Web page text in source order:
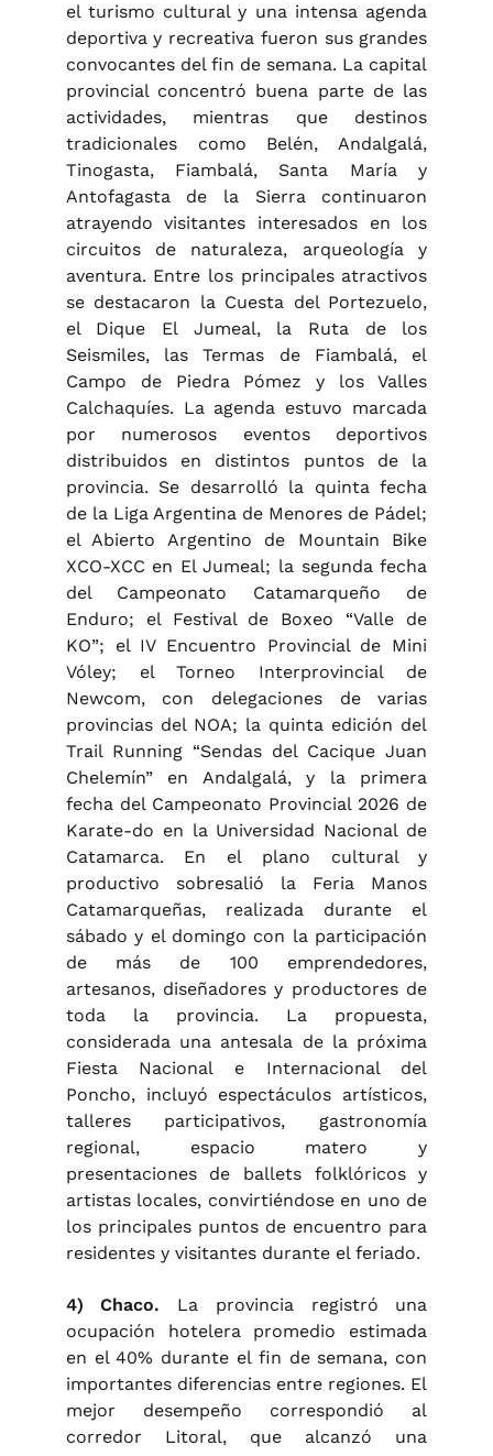
el turismo cultural y una intensa agenda
deportiva y recreativa fueron sus grandes
convocantes del fin de semana. La capital
provincial concentró buena parte de las
actividades, mientras que destinos
tradicionales como Belén, Andalgalá,
Tinogasta, Fiambalá, Santa María y
Antofagasta de la Sierra continuaron
atrayendo visitantes interesados en los
circuitos de naturaleza, arqueología y
aventura. Entre los principales atractivos
se destacaron la Cuesta del Portezuelo,
el Dique El Jumeal, la Ruta de los
Seismiles, las Termas de Fiambalá, el
Campo de Piedra Pómez y los Valles
Calchaquíes. La agenda estuvo marcada
por numerosos eventos deportivos
distribuidos en distintos puntos de la
provincia. Se desarrolló la quinta fecha
de la Liga Argentina de Menores de Pádel;
el Abierto Argentino de Mountain Bike
XCO-XCC en El Jumeal; la segunda fecha
del Campeonato Catamarqueño de
Enduro; el Festival de Boxeo “Valle de
KO”; el IV Encuentro Provincial de Mini
Vóley; el Torneo Interprovincial de
Newcom, con delegaciones de varias
provincias del NOA; la quinta edición del
Trail Running “Sendas del Cacique Juan
Chelemín” en Andalgalá, y la primera
fecha del Campeonato Provincial 2026 de
Karate-do en la Universidad Nacional de
Catamarca. En el plano cultural y
productivo sobresalió la Feria Manos
Catamarqueñas, realizada durante el
sábado y el domingo con la participación
de más de 100 emprendedores,
artesanos, diseñadores y productores de
toda la provincia. La propuesta,
considerada una antesala de la próxima
Fiesta Nacional e Internacional del
Poncho, incluyó espectáculos artísticos,
talleres participativos, gastronomía
regional, espacio matero y
presentaciones de ballets folklóricos y
artistas locales, convirtiéndose en uno de
los principales puntos de encuentro para
residentes y visitantes durante el feriado.
4) Chaco. La provincia registró una
ocupación hotelera promedio estimada
en el 40% durante el fin de semana, con
importantes diferencias entre regiones. El
mejor desempeño correspondió al
corredor Litoral, que alcanzó una